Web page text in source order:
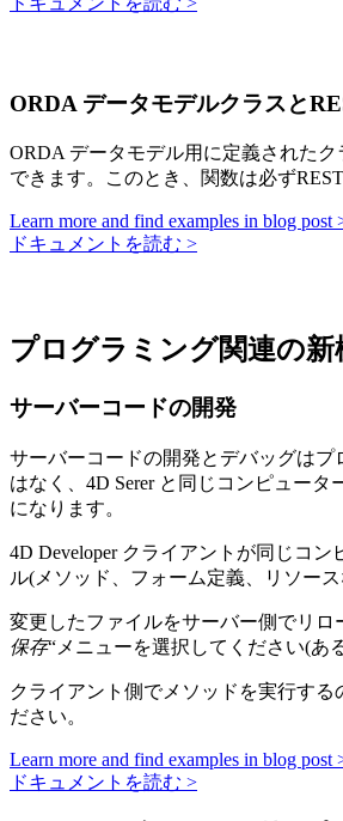
ORDA データモデルクラスと
ORDA データモデル用に定義された
できます。このとき、関数は必ず
Learn more and find examples in blog post
ドキュメントを読む >
プログラミング関連の新
サーバーコードの開発
サーバーコードの開発とデバッグは
はなく、4D Serer と同じコンピュー
になります。
4D Developer クライアントが同じコ
ル(メソッド、フォーム定義、リソー
変更したファイルをサーバー側でリロ
保存“メニューを選択してください(あ
クライアント側でメソッドを実行する
ださい。
Learn more and find examples in blog post
ドキュメントを読む >